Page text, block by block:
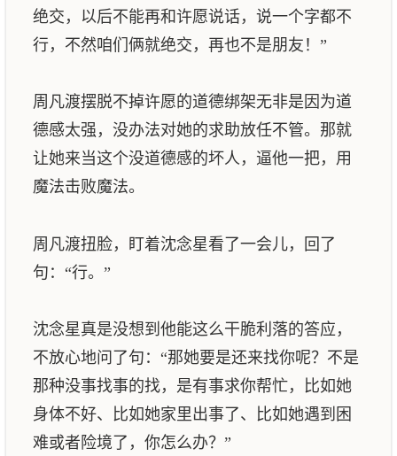
绝交，以后不能再和许愿说话，说一个字都不
行，不然咱们俩就绝交，再也不是朋友！”
周凡渡摆脱不掉许愿的道德绑架无非是因为道
德感太强，没办法对她的求助放任不管。那就
让她来当这个没道德感的坏人，逼他一把，用
魔法击败魔法。
周凡渡扭脸，盯着沈念星看了一会儿，回了
句：“行。”
沈念星真是没想到他能这么干脆利落的答应，
不放心地问了句：“那她要是还来找你呢？不是
那种没事找事的找，是有事求你帮忙，比如她
身体不好、比如她家里出事了、比如她遇到困
难或者险境了，你怎么办？”